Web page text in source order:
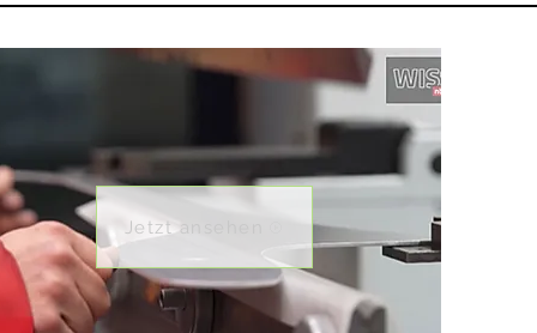
Jetzt ansehen